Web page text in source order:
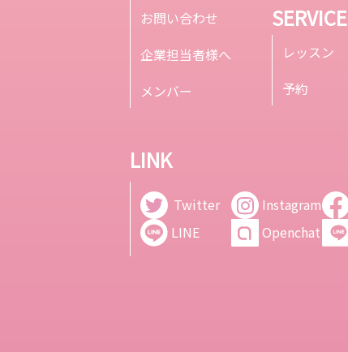
お問い合わせ
企業担当者様へ
メンバー
SERVICE
レッスン
予約
LINK
Twitter Instagram
LINE
Openchat